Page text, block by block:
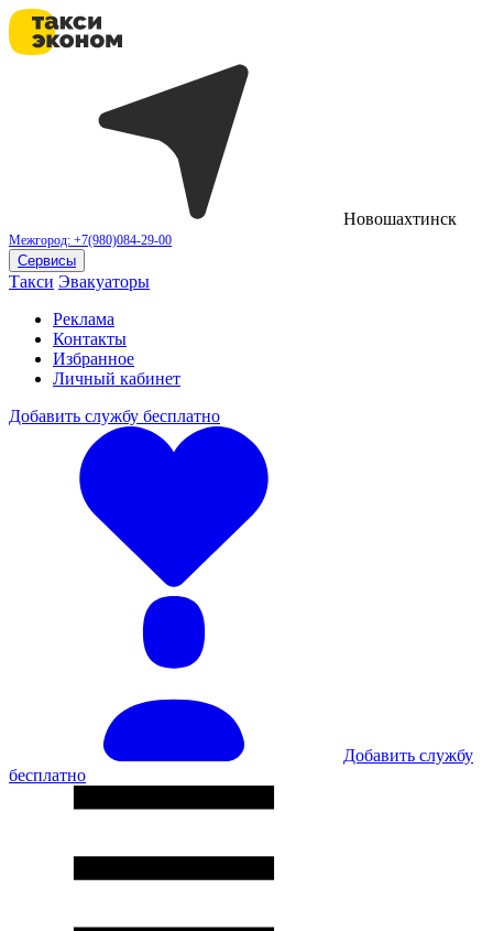
Новошахтинск
Межгород: +7(980)084-29-00
Сервисы
Такси Эвакуаторы
Реклама
Контакты
Избранное
Личный кабинет
Добавить службу бесплатно
Добавить службу
бесплатно